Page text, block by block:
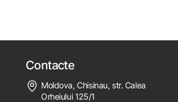
Contacte
Moldova, Chisinau, str. Calea
Orheiului 125/1